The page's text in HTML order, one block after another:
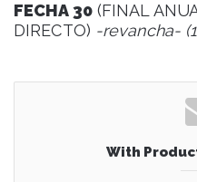
FECHA 30(FINAL
DIRECTO) -revancha-
With